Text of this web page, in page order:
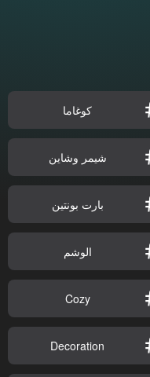
كوغاما
شيمر وشاين
بارت بونتين
الوشم
Cozy
Decoration